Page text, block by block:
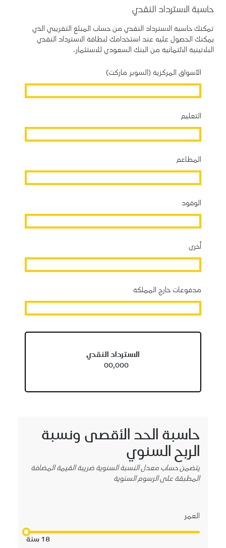
حاسبة الاسترداد النقدي
تمكنك حاسبة الاسترداد النقدي من حساب المبلغ التقريبي الذي
يمكنك الحصول عليه عند استخدامك لبطاقة الاسترداد النقدي
البلاتينية الائتمانية من البنك السعودي للاستثمار.
الأسواق المركزية (السوبر ماركت)
التعليم
المطاعم
الوقود
أخرى
مدفوعات خارج المملكة
الاسترداد النقدي
00,000
حاسبة الحد الأقصى ونسبة
الربح السنوي
يتضمن حساب معدل النسبة السنوية ضريبة القيمة المضافة
المطبقة على الرسوم السنوية
العمر
18سنة